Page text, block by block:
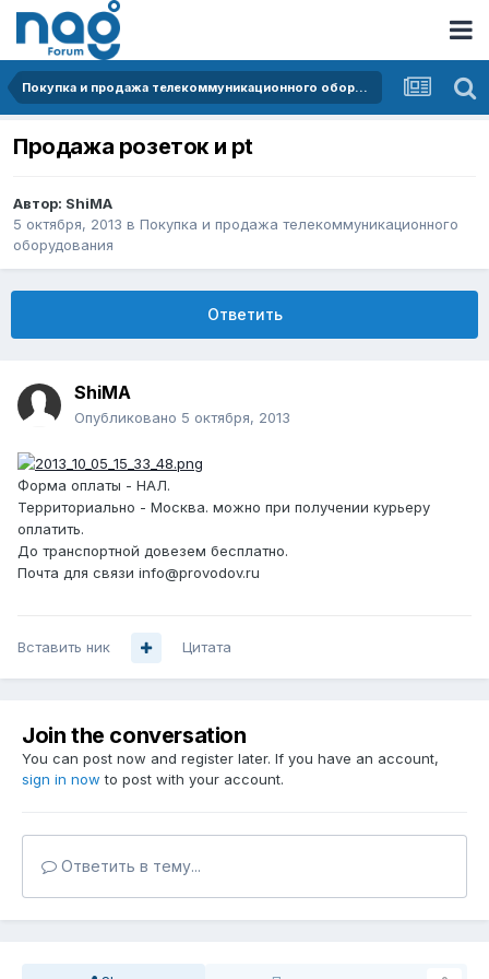
Покупка и продажа телекоммуникационного оборудования
Продажа розеток и pt
Автор: ShiMA
5 октября, 2013 в Покупка и продажа телекоммуникационного
оборудования
Ответить
ShiMA
Опубликовано 5 октября, 2013
Форма оплаты - НАЛ.
Территориально - Москва. можно при получении курьеру
оплатить.
До транспортной довезем бесплатно.
Почта для связи info@provodov.ru
Вставить ник Цитата
Join the conversation
You can post now and register later. If you have an account,
sign in now to post with your account.
Ответить в тему...